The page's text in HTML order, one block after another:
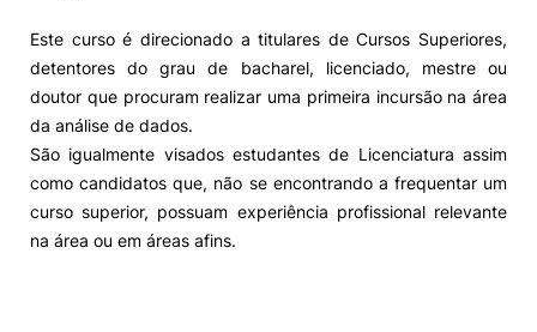
Este curso é direcionado a titulares de Cursos Superiores,
detentores do grau de bacharel, licenciado, mestre ou
doutor que procuram realizar uma primeira incursão na área
da análise de dados.
São igualmente visados estudantes de Licenciatura assim
como candidatos que, não se encontrando a frequentar um
curso superior, possuam experiência profissional relevante
na área ou em áreas afins.